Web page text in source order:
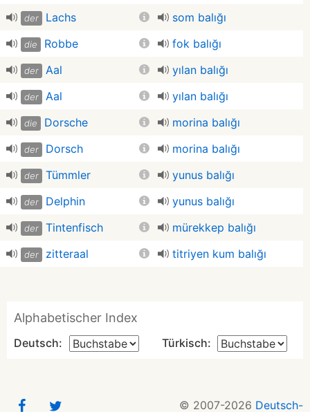
der Lachs som balığı
die Robbe fok balığı
der Aal yılan balığı
der Aal yılan balığı
die Dorsche morina balığı
der Dorsch morina balığı
der Tümmler yunus balığı
der Delphin yunus balığı
der Tintenfisch mürekkep balığı
der zitteraal titriyen kum balığı
Alphabetischer Index
Deutsch: Türkisch:
© 2007-2026 Deutsch-